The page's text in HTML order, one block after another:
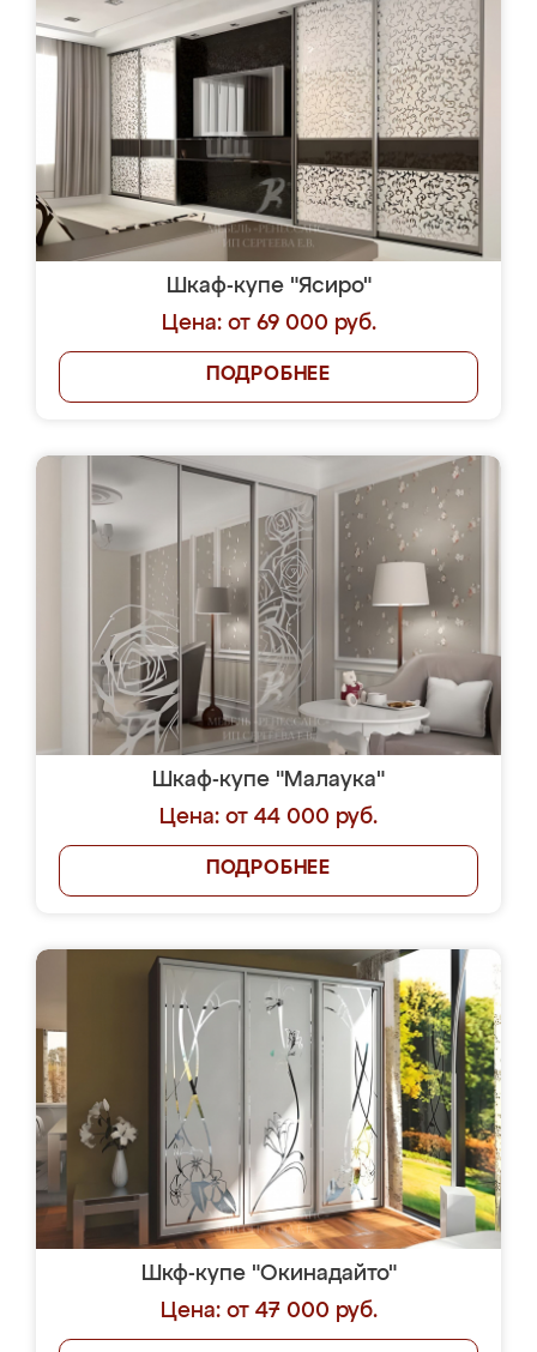
Шкаф-купе "Ясиро"
Цена: от 69 000 руб.
ПОДРОБНЕЕ
Шкаф-купе "Малаука"
Цена: от 44 000 руб.
ПОДРОБНЕЕ
Шкф-купе "Окинадайто"
Цена: от 47 000 руб.